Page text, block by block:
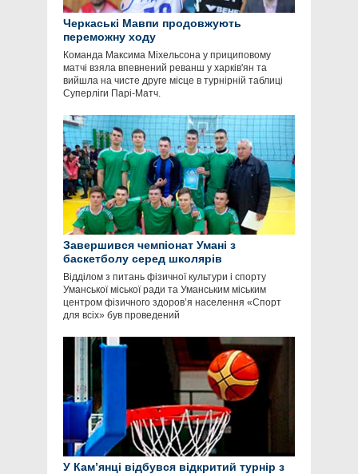
Черкаські Мавпи продовжують
переможну ходу
Команда Максима Міхельсона у прициповому
матчі взяла впевнений реванш у харків'ян та
вийшла на чисте друге місце в турнірній таблиці
Суперліги Парі-Матч.
Завершився чемпіонат Умані з
баскетболу серед школярів
Відділом з питань фізичної культури і спорту
Уманської міської ради та Уманським міським
центром фізичного здоров’я населення «Спорт
для всіх» був проведений
У Кам’янці відбувся відкритий турнір з